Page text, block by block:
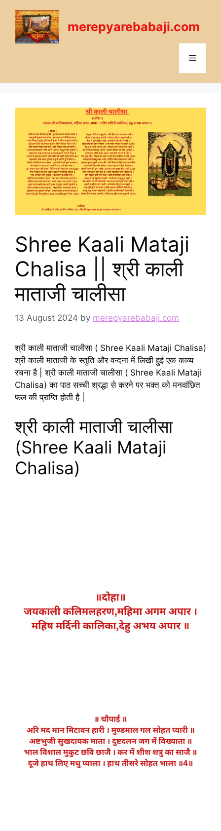
content
merepyarebabaji.com
Menu
Shree Kaali Mataji
Chalisa || श्री काली
माताजी चालीसा
13 August 2024 by merepyarebabaji.com
श्री काली माताजी चालीसा ( Shree Kaali Mataji Chalisa)
श्री काली माताजी के स्तुति और वन्दना में लिखी हुई एक काव्य
रचना है | श्री काली माताजी चालीसा ( Shree Kaali Mataji
Chalisa) का पाठ सच्ची श्रद्धा से करने पर भक्त को मनवांछित
फल की प्राप्ति होती है |
श्री काली माताजी चालीसा
(Shree Kaali Mataji
Chalisa)